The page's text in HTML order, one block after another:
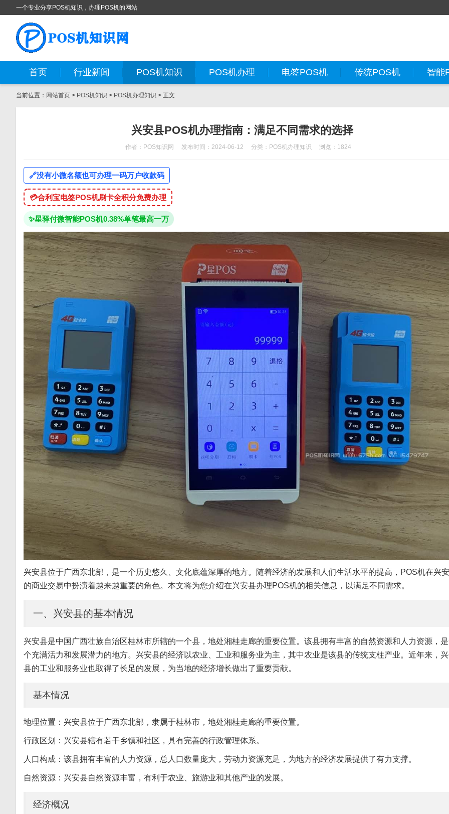
一个专业分享POS机知识，办理POS机的网站
首页 行业新闻 POS机知识 POS机办理 电签POS机 传统POS机 智能
当前位置： 网站首页 > POS机知识 > POS机办理知识 > 正文
兴安县POS机办理指南：满足不同需求的选择
作者：POS知识网 发布时间：2024-06-12 分类： POS机办理知识 浏览：1824
🔗没有小微名额也可办理一码万户收款码
💳合利宝电签POS机刷卡全积分免费办理
✨星驿付微智能POS机0.38%单笔最高一万
兴安县位于广西东北部，是一个历史悠久、文化底蕴深厚的地方。随着经济的发展和人们生活水平的提高，POS机在兴
的商业交易中扮演着越来越重要的角色。本文将为您介绍在兴安县办理POS机的相关信息，以满足不同需求。
一、兴安县的基本情况
兴安县是中国广西壮族自治区桂林市所辖的一个县，地处湘桂走廊的重要位置。该县拥有丰富的自然资源和人力资源，
个充满活力和发展潜力的地方。兴安县的经济以农业、工业和服务业为主，其中农业是该县的传统支柱产业。近年来，
县的工业和服务业也取得了长足的发展，为当地的经济增长做出了重要贡献。
基本情况
地理位置：兴安县位于广西东北部，隶属于桂林市，地处湘桂走廊的重要位置。
行政区划：兴安县辖有若干乡镇和社区，具有完善的行政管理体系。
人口构成：该县拥有丰富的人力资源，总人口数量庞大，劳动力资源充足，为地方的经济发展提供了有力支撑。
自然资源：兴安县自然资源丰富，有利于农业、旅游业和其他产业的发展。
经济概况